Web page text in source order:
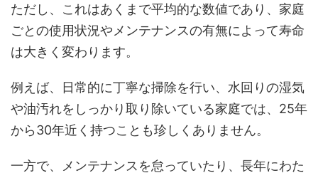
ただし、これはあくまで平均的な数値であり、家庭
ごとの使用状況やメンテナンスの有無によって寿命
は大きく変わります。
例えば、日常的に丁寧な掃除を行い、水回りの湿気
や油汚れをしっかり取り除いている家庭では、25年
から30年近く持つことも珍しくありません。
一方で、メンテナンスを怠っていたり、長年にわた